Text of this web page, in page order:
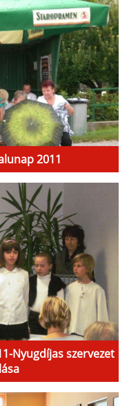
2011
Nyugdíjas szervezet